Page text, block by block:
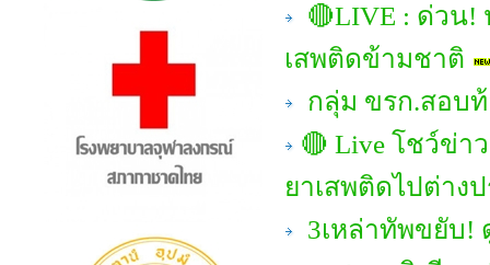
🔴LIVE : ด่วน!
เสพติดข้ามชาติ
กลุ่ม ขรก.สอบ
🔴 Live โชว์ข่า
ยาเสพติดไปต่างป
3เหล่าทัพขยับ!